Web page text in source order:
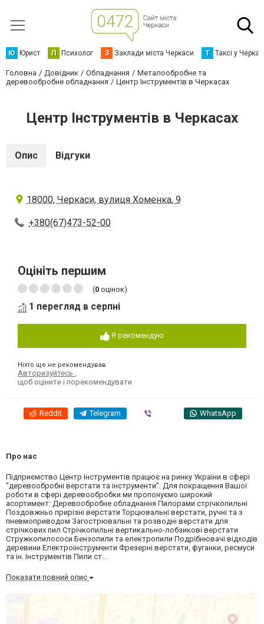
Ю Юрист П Психолог З Заклади міста Черкаси Т Таксі у
Головна Довідник Обладнання
Металообробне та
деревообробне обладнання
Центр Інструментів в Черкасах
Центр Інструментів в Черкасах
Опис Відгуки
18000, Черкаси, вулиця Хоменка, 9
+380(67)473-52-00
Оцініть першим
(0 оцінок)
1 перегляд в серпні
Я рекомендую
Ніхто ще не рекомендував
Авторизуйтесь
щоб оцінити і порекомендувати
Reddit Telegram WhatsApp
Про нас
Підприємство Центр інструментів працює на ринку України в сфері
"деревообробні верстати та інструменти". Для покращення Вашої
роботи в сфері деревообробки ми пропонуємо широкий
асортимент: Деревообробне обладнання Пилорами стрічкопильні
Поздовжньо прирізні верстати Торцювальні верстати, ручні та з
пневмоприводом Загострювальні та розводні верстати для
стрічкових пил Стрічкопильні вертикально-лобзикові верстати
Стружкопилососи Бензопили та електропили Подрібнювачі відходів
деревини Електроінструменти Фрезерні верстати, фуганки, ресмуси
та ін. Інструментів Пили ст...
Показати повний опис